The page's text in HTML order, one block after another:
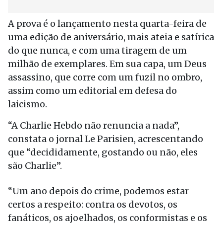
A prova é o lançamento nesta quarta-feira de
uma edição de aniversário, mais ateia e satírica
do que nunca, e com uma tiragem de um
milhão de exemplares. Em sua capa, um Deus
assassino, que corre com um fuzil no ombro,
assim como um editorial em defesa do
laicismo.
“A Charlie Hebdo não renuncia a nada”,
constata o jornal Le Parisien, acrescentando
que “decididamente, gostando ou não, eles
são Charlie”.
“Um ano depois do crime, podemos estar
certos a respeito: contra os devotos, os
fanáticos, os ajoelhados, os conformistas e os